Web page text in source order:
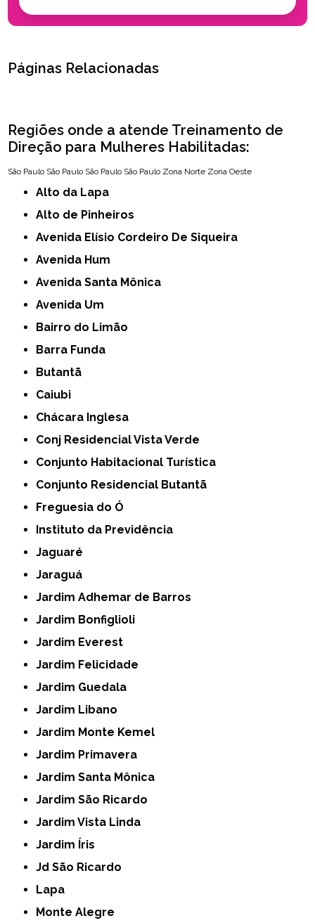
Páginas Relacionadas
Regiões onde a atende Treinamento de
Direção para Mulheres Habilitadas:
São Paulo São Paulo São Paulo São Paulo Zona Norte Zona Oeste
Alto da Lapa
Alto de Pinheiros
Avenida Elísio Cordeiro De Siqueira
Avenida Hum
Avenida Santa Mônica
Avenida Um
Bairro do Limão
Barra Funda
Butantã
Caiubi
Chácara Inglesa
Conj Residencial Vista Verde
Conjunto Habitacional Turística
Conjunto Residencial Butantã
Freguesia do Ó
Instituto da Previdência
Jaguaré
Jaraguá
Jardim Adhemar de Barros
Jardim Bonfiglioli
Jardim Everest
Jardim Felicidade
Jardim Guedala
Jardim Libano
Jardim Monte Kemel
Jardim Primavera
Jardim Santa Mônica
Jardim São Ricardo
Jardim Vista Linda
Jardim Íris
Jd São Ricardo
Lapa
Monte Alegre